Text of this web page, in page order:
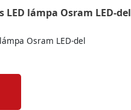
lámpa Osram LED-del
Osram LED-del